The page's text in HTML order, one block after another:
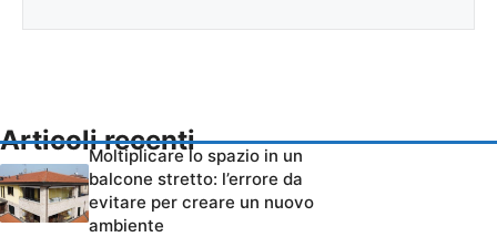
Articoli recenti
Moltiplicare lo spazio in un
balcone stretto: l’errore da
evitare per creare un nuovo
ambiente